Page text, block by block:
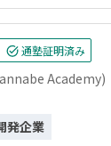
通塾証明済み
Academy)
発企業